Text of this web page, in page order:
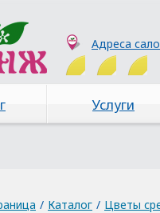
Адреса
Услуги
/ Каталог / Цветы